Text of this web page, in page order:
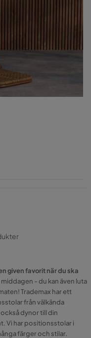
given favorit när du ska
- du kan även luta
Trademax har ett
från välkända
dynor till din
Vi har positionsstolar i
färger och stilar.